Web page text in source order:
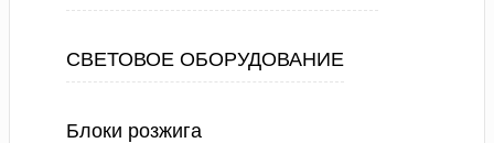
СВЕТОВОЕ ОБОРУДОВАНИЕ
Блоки розжига